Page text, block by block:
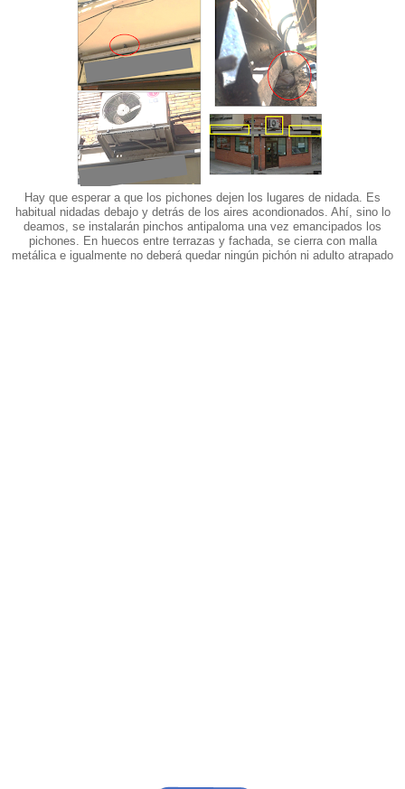
Hay que esperar a que los pichones dejen los lugares de nidada. Es
habitual nidadas debajo y detrás de los aires acondionados. Ahí, sino lo
deamos, se instalarán pinchos antipaloma una vez emancipados los
pichones. En huecos entre terrazas y fachada, se cierra con malla
metálica e igualmente no deberá quedar ningún pichón ni adulto atrapado